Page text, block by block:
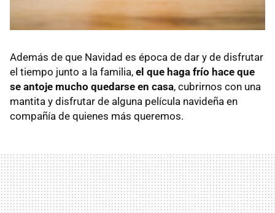
Además de que Navidad es época de dar y de disfrutar
el tiempo junto a la familia, el que haga frío hace que
se antoje mucho quedarse en casa, cubrirnos con una
mantita y disfrutar de alguna película navideña en
compañía de quienes más queremos.